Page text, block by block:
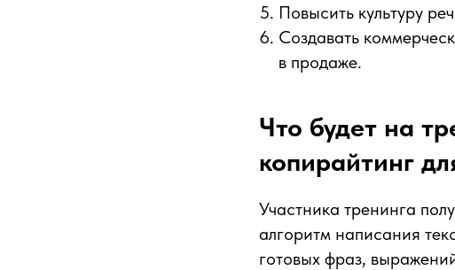
Повысить культуру
Создавать
в продаже.
Что будет на
копирайтинг
Участника тренинга
алгоритм написания
готовых фраз,